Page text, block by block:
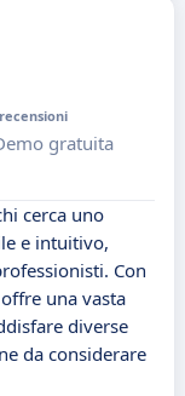
gratuita
cerca uno
e intuitivo,
Con
una vasta
diverse
da considerare